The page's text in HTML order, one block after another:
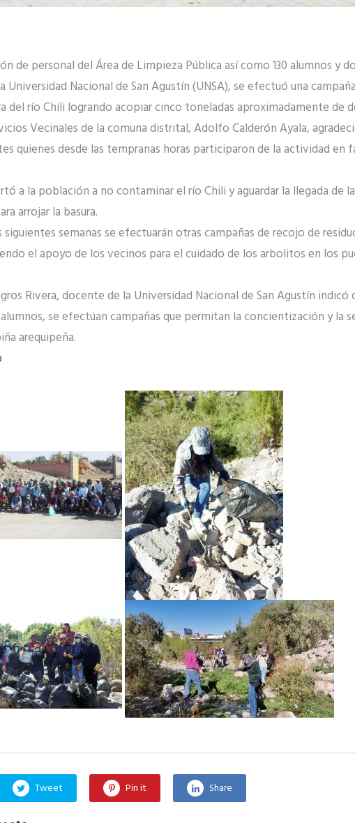
de personal del Área de Limpieza Pública así como 130 alumnos y
Universidad Nacional de San Agustín (UNSA), se efectuó una
del río Chili logrando acopiar cinco toneladas aproximadamente de
Vecinales de la comuna distrital, Adolfo Calderón Ayala,
quienes desde las tempranas horas participaron de la actividad en
a la población a no contaminar el río Chili y aguardar la llegada de
arrojar la basura.
siguientes semanas se efectuarán otras campañas de recojo de
el apoyo de los vecinos para el cuidado de los arbolitos en los
Rivera, docente de la Universidad Nacional de San Agustín indicó
se efectúan campañas que permitan la concientización y la
arequipeña.
Tweet Pin it Share